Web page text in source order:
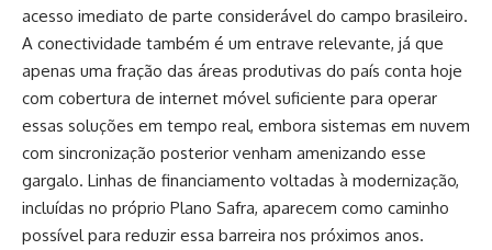
acesso imediato de parte considerável do campo brasileiro.
A conectividade também é um entrave relevante, já que
apenas uma fração das áreas produtivas do país conta hoje
com cobertura de internet móvel suficiente para operar
essas soluções em tempo real, embora sistemas em nuvem
com sincronização posterior venham amenizando esse
gargalo. Linhas de financiamento voltadas à modernização,
incluídas no próprio Plano Safra, aparecem como caminho
possível para reduzir essa barreira nos próximos anos.